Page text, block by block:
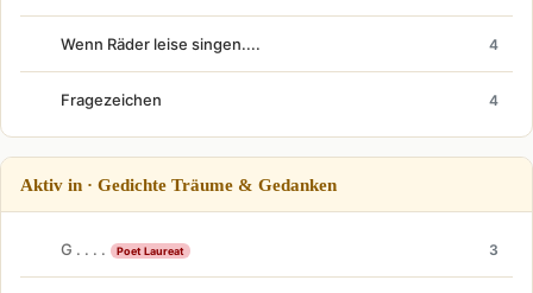
Wenn Räder leise singen.... 4
Fragezeichen 4
Aktiv in · Gedichte Träume & Gedanken
G . . . . Poet Laureat 3